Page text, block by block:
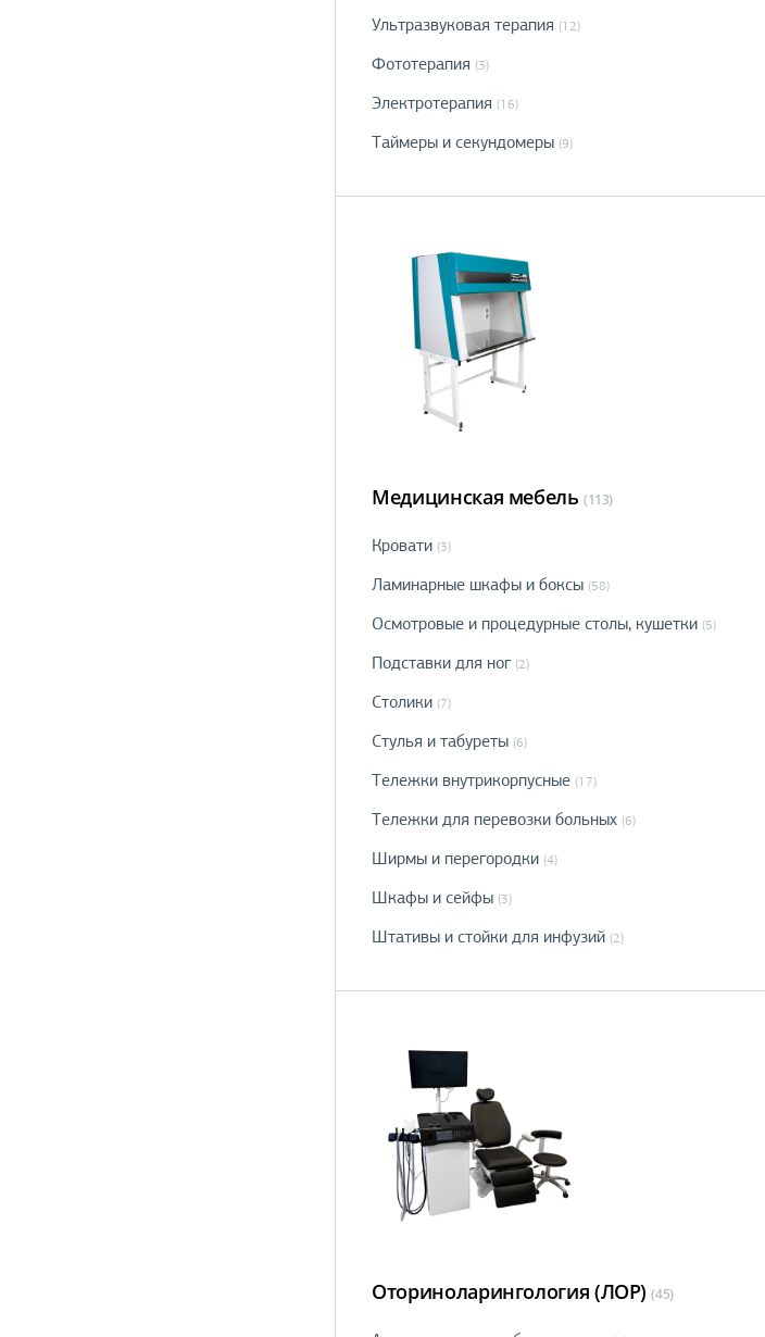
Ультразвуковая терапия (12)
Фототерапия (3)
Электротерапия (16)
Таймеры и секундомеры (9)
Медицинская мебель (113)
Кровати (3)
Ламинарные шкафы и боксы (58)
Осмотровые и процедурные столы, кушетки (5)
Подставки для ног (2)
Столики (7)
Стулья и табуреты (6)
Тележки внутрикорпусные (17)
Тележки для перевозки больных (6)
Ширмы и перегородки (4)
Шкафы и сейфы (3)
Штативы и стойки для инфузий (2)
Оториноларингология (ЛОР) (45)